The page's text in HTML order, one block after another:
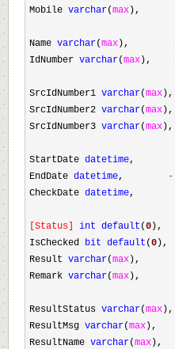
Mobile varchar(max
Name varchar(max),
IdNumber varchar(max),
SrcIdNumber1 varchar(max
SrcIdNumber2 varchar(max
SrcIdNumber3 varchar(max
StartDate datetime,
EndDate datetime,
CheckDate datetime,
[Status] int default (0
IsChecked bit default (0
Result varchar(max
Remark varchar(max
ResultStatus varchar(max
ResultMsg varchar(max
ResultName varchar(max